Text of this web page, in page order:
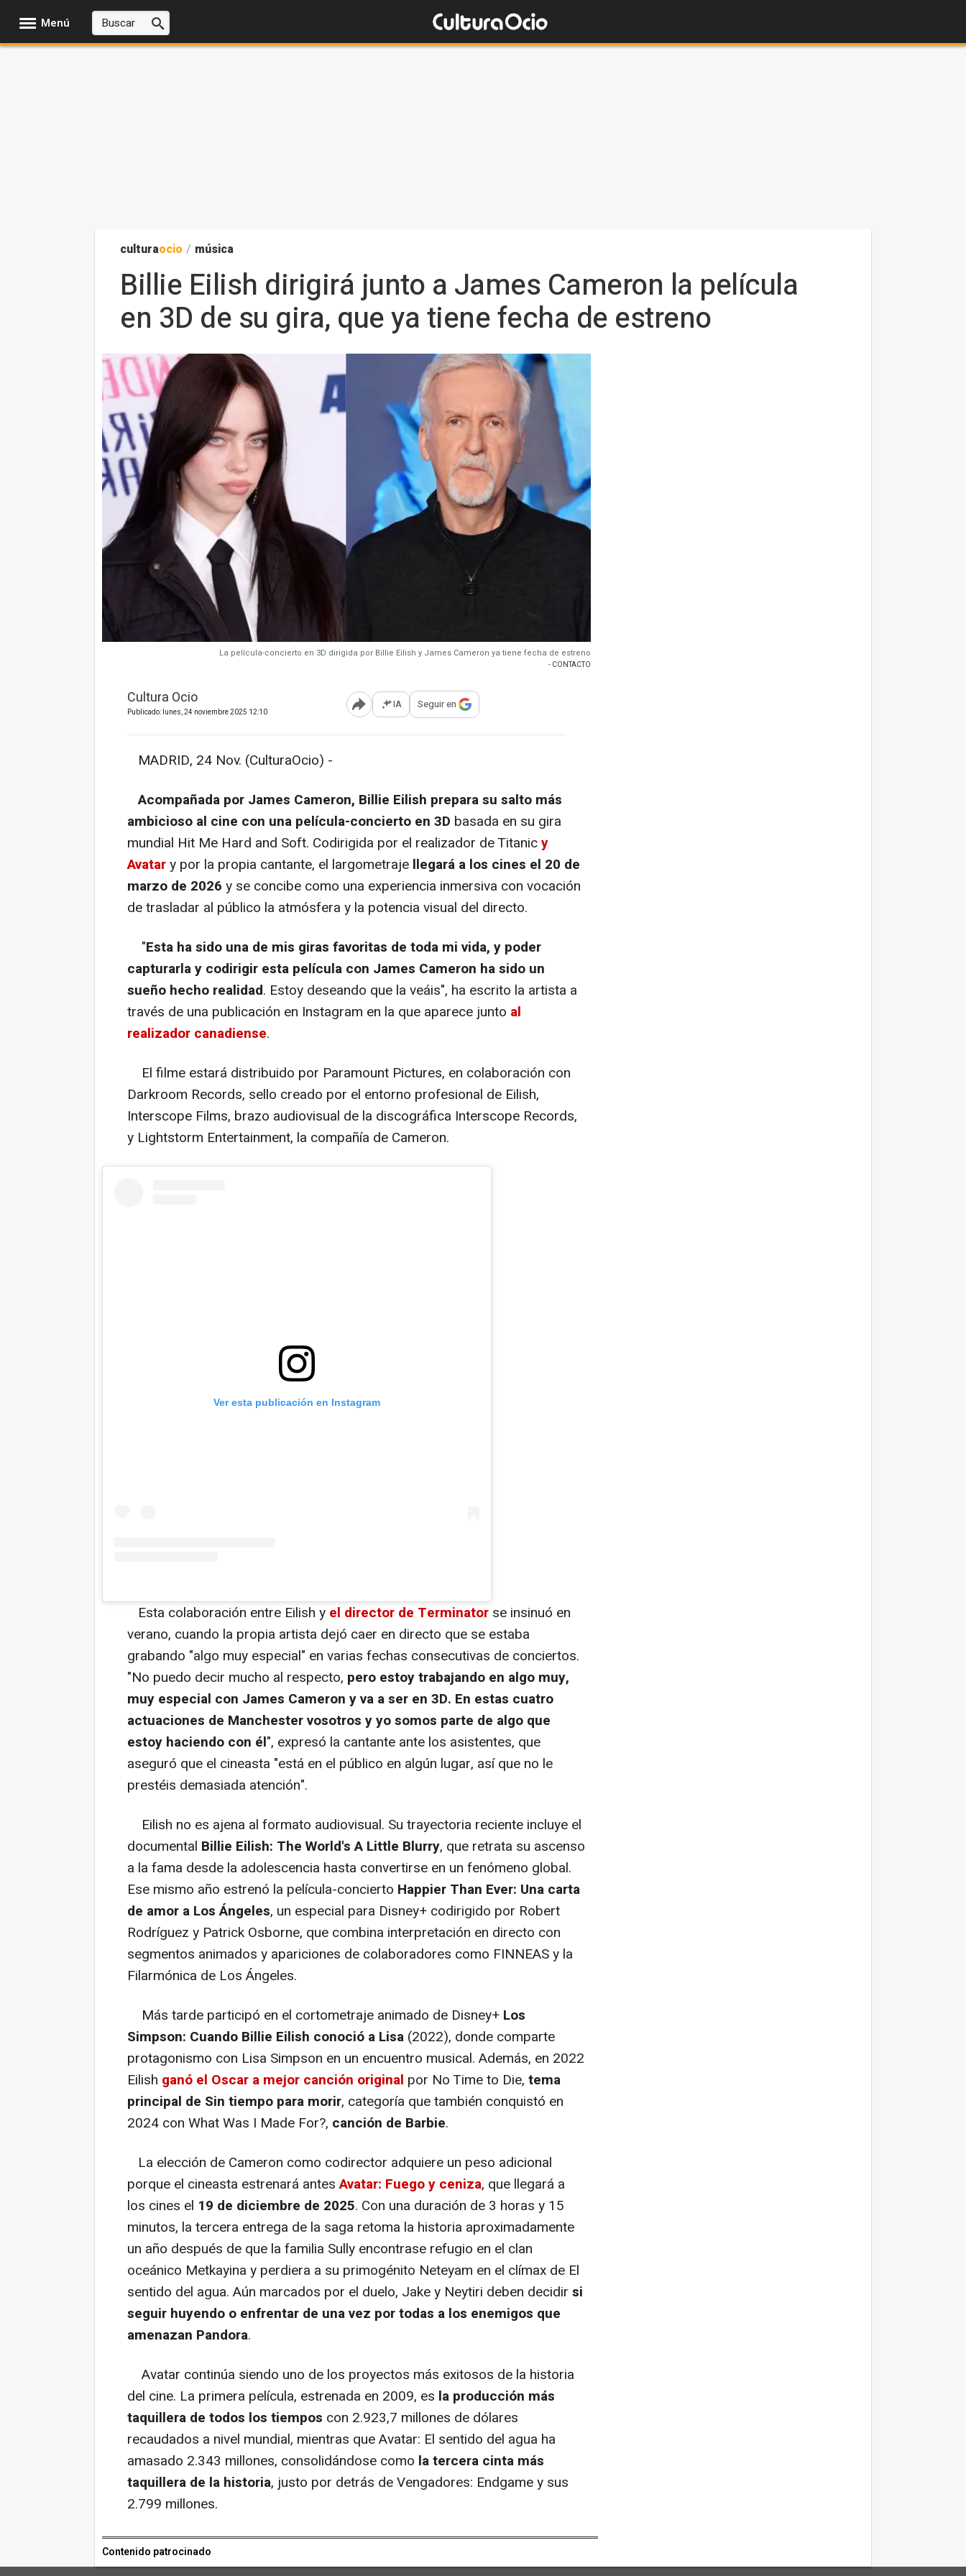
Menú
culturaocio / música
Billie Eilish dirigirá junto a James Cameron la película
en 3D de su gira, que ya tiene fecha de estreno
La película-concierto en 3D dirigida por Billie Eilish y James Cameron ya tiene fecha de estreno
- CONTACTO
Cultura Ocio
Publicado: lunes, 24 noviembre 2025 12:10 Abrir opciones para compartir
IA Seguir en
MADRID, 24 Nov. (CulturaOcio) -
Acompañada por James Cameron, Billie Eilish prepara su salto más
ambicioso al cine con una película-concierto en 3D basada en su gira
mundial Hit Me Hard and Soft. Codirigida por el realizador de Titanicy
Avatary por la propia cantante, el largometraje llegará a los cines el 20 de
marzo de 2026 y se concibe como una experiencia inmersiva con vocación
de trasladar al público la atmósfera y la potencia visual del directo.
"Esta ha sido una de mis giras favoritas de toda mi vida, y poder
capturarla y codirigir esta película con James Cameron ha sido un
sueño hecho realidad. Estoy deseando que la veáis", ha escrito la artista a
través de una publicación en Instagram en la que aparece junto al
realizador canadiense.
El filme estará distribuido por Paramount Pictures, en colaboración con
Darkroom Records, sello creado por el entorno profesional de Eilish,
Interscope Films, brazo audiovisual de la discográfica Interscope Records,
y Lightstorm Entertainment, la compañía de Cameron.
Ver esta publicación en Instagram
Esta colaboración entre Eilish y el director de Terminator se insinuó en
verano, cuando la propia artista dejó caer en directo que se estaba
grabando "algo muy especial" en varias fechas consecutivas de conciertos.
"No puedo decir mucho al respecto, pero estoy trabajando en algo muy,
muy especial con James Cameron y va a ser en 3D. En estas cuatro
actuaciones de Manchester vosotros y yo somos parte de algo que
estoy haciendo con él", expresó la cantante ante los asistentes, que
aseguró que el cineasta "está en el público en algún lugar, así que no le
prestéis demasiada atención".
Eilish no es ajena al formato audiovisual. Su trayectoria reciente incluye el
documental Billie Eilish: The World's A Little Blurry, que retrata su ascenso
a la fama desde la adolescencia hasta convertirse en un fenómeno global.
Ese mismo año estrenó la película-concierto Happier Than Ever: Una carta
de amor a Los Ángeles, un especial para Disney+ codirigido por Robert
Rodríguez y Patrick Osborne, que combina interpretación en directo con
segmentos animados y apariciones de colaboradores como FINNEAS y la
Filarmónica de Los Ángeles.
Más tarde participó en el cortometraje animado de Disney+ Los
Simpson: Cuando Billie Eilish conoció a Lisa (2022), donde comparte
protagonismo con Lisa Simpson en un encuentro musical. Además, en 2022
Eilish ganó el Oscar a mejor canción original por No Time to Die, tema
principal de Sin tiempo para morir, categoría que también conquistó en
2024 con What Was I Made For?, canción de Barbie.
La elección de Cameron como codirector adquiere un peso adicional
porque el cineasta estrenará antesAvatar: Fuego y ceniza, que llegará a
los cines el 19 de diciembre de 2025. Con una duración de 3 horas y 15
minutos, la tercera entrega de la saga retoma la historia aproximadamente
un año después de que la familia Sully encontrase refugio en el clan
oceánico Metkayina y perdiera a su primogénito Neteyam en el clímax de El
sentido del agua. Aún marcados por el duelo, Jake y Neytiri deben decidir si
seguir huyendo o enfrentar de una vez por todas a los enemigos que
amenazan Pandora.
Avatar continúa siendo uno de los proyectos más exitosos de la historia
del cine. La primera película, estrenada en 2009, es la producción más
taquillera de todos los tiempos con 2.923,7 millones de dólares
recaudados a nivel mundial, mientras que Avatar: El sentido del agua ha
amasado 2.343 millones, consolidándose como la tercera cinta más
taquillera de la historia, justo por detrás de Vengadores: Endgame y sus
2.799 millones.
Contenido patrocinado